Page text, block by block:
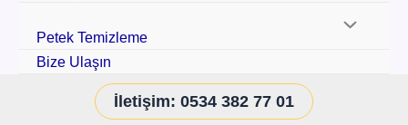
Petek Temizleme
Bize Ulaşın
İletişim: 0534 382 77 01